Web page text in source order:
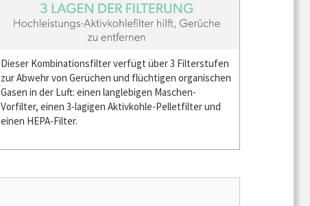
Dieser Kombinationsfilter verfügt über 3 Filterstufen
zur Abwehr von Gerüchen und flüchtigen organischen
Gasen in der Luft: einen langlebigen Maschen-
Vorfilter, einen 3-lagigen Aktivkohle-Pelletfilter und
einen HEPA-Filter.